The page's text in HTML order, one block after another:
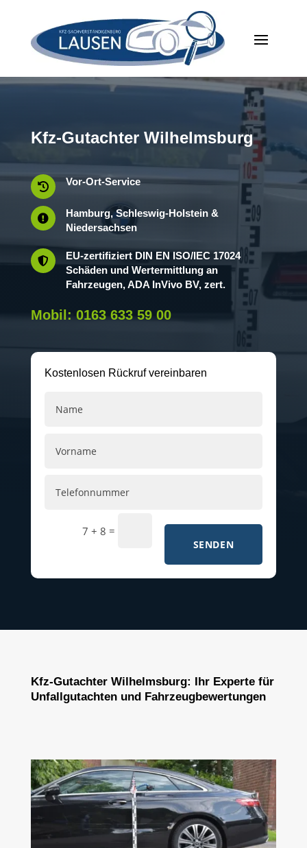
Kfz-Gutachter Wilhelmsburg
 Vor-Ort-Service

Hamburg, Schleswig-Holstein &
Niedersachsen

EU-zertifiziert DIN EN ISO/IEC 17024
Schäden und Wertermittlung an
Fahrzeugen, ADA InVivo BV, zert.
Mobil: 0163 633 59 00
Kostenlosen Rückruf vereinbaren
7 + 8 =
SENDEN
Kfz-Gutachter Wilhelmsburg: Ihr Experte für
Unfallgutachten und Fahrzeugbewertungen